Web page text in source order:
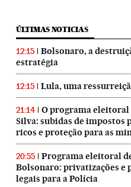
ÚLTIMAS NOTICIAS
12:15
Bolsonaro, a
estratégia
12:15 Lula, uma
21:14
O programa eleitoral
Silva: subidas de impostos
ricos e proteção para as
20:55
Programa eleitoral
Bolsonaro: privatizações e
legais para a Polícia